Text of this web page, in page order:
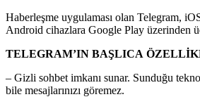
Haberleşme uygulaması olan Telegram,
Android cihazlara Google Play üzerinden
TELEGRAM’IN BAŞLICA
– Gizli sohbet imkanı sunar. Sunduğu
bile mesajlarınızı göremez.